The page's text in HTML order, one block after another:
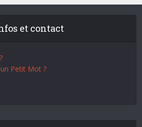
et contact
Petit Mot ?